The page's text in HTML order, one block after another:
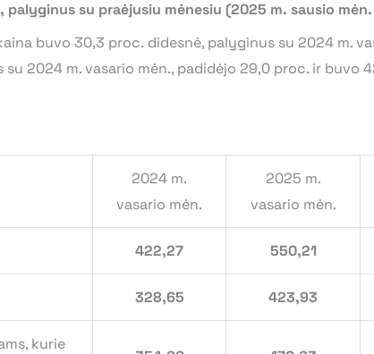
su praėjusiu mėnesiu (2025 m. sausio
buvo 30,3 proc. didesnė, palyginus su 2024 m.
2024 m. vasario mėn., padidėjo 29,0 proc. ir buvo
2024 m.
vasario mėn.
2025 m.
vasario mėn.
422,27 550,21
328,65 423,93
kurie